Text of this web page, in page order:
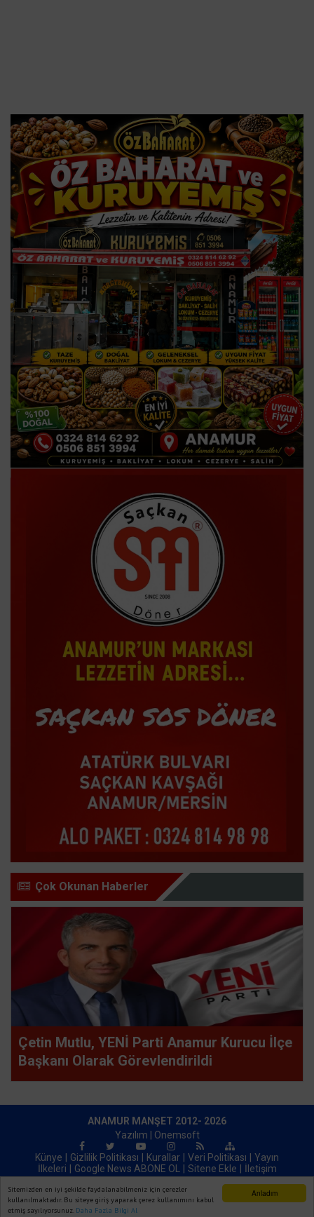
Anladım
Sitemizden en iyi şekilde faydalanabilmeniz için çerezler
kullanılmaktadır. Bu siteye giriş yaparak çerez kullanımını kabul
etmiş sayılıyorsunuz. Daha Fazla Bilgi Al
News ABONE OL İletişim
Çok Okunan Haberler
Çetin Mutlu, YENİ Parti Anamur Kurucu İlçe
Başkanı Olarak Görevlendirildi
ANAMUR MANŞET 2012- 2026
Yazılım | Onemsoft
Künye
Gizlilik Politikası Kurallar Veri Politikası
Yayın
İlkeleri
Google News ABONE OL Sitene Ekle İletişim
Ana Sayfa Web TV